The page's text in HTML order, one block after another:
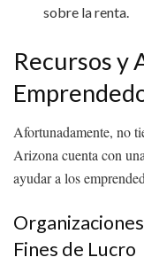
sobre la renta.
Recursos y
Afortunadamente, no
Arizona cuenta con
ayudar a los
Fines de Lucro